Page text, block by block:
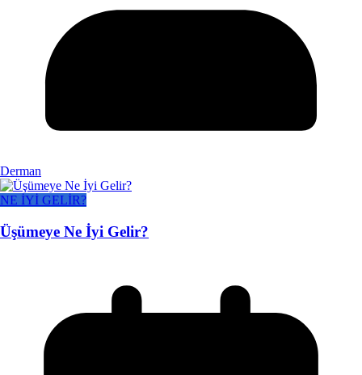
Derman
NE İYİ GELİR?
Üşümeye Ne İyi Gelir?